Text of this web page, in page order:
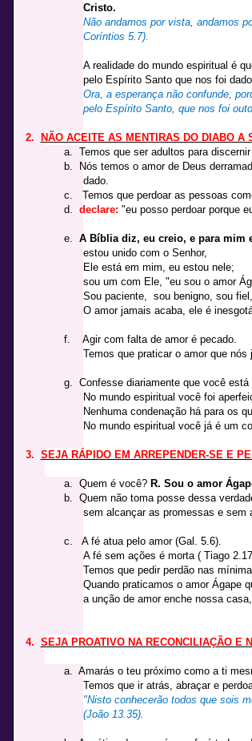
Cristo.
Não andamos por vista, andamos
Coríntios 5.7).
A realidade do mundo espiritual é
pelo Espírito Santo que nos foi
Ora, a esperança não confunde,
pelo Espírito Santo, que nos foi
2.
NÃO ACEITE AS MENTIRAS DO DIABO A
a.
Temos que ser adultos para
b.
Nós temos o amor de Deus
dado.
c.
Temos que perdoar as pessoas
d.
declare: "eu posso perdoar porque
e. A Bíblia diz, eu creio, e para mim
estou unido com o Senhor,
Ele está em mim, eu estou nele;
sou um com Ele, "eu sou o amor
Sou paciente, sou benigno, sou fiel,
O amor jamais acaba, ele é
f.
Agir com falta de amor é pecado.
Temos que praticar o amor que
g.
Confesse diariamente que você está
No mundo espiritual você foi
Nenhuma condenação há para os
No mundo espiritual você já é um
3. SEJA RÁPIDO EM ARREPENDER-SE E
a. Quem é você? R. Sou o amor
b.
Quem não toma posse dessa
sem alcançar as promessas e sem
c.
A fé atua pelo amor (Gal. 5.6).
A fé sem ações é morta ( Tiago
Temos que pedir perdão nas
Quando praticamos o amor Ágape
a unção de amor enche nossa
4. SEJA PROATIVO NA RECONCILIAÇÃO E
a.
Amarás o teu próximo como a ti
Temos que ir atrás, abraçar e
"Nisto conhecerão todos que sois
(João 13.35).